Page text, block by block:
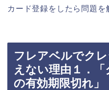
カード登録をしたら問題を
フレアベルでク
えない理由１．
の有効期限切れ」